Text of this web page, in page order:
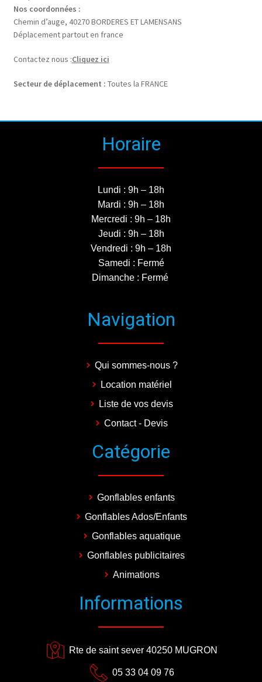
Nos coordonnées :
Chemin d’auge, 40270 BORDERES ET LAMENSANS
Déplacement partout en france
Contactez nous :Cliquez ici
Secteur de déplacement : Toutes la FRANCE
Horaire
Lundi : 9h – 18h
Mardi : 9h – 18h
Mercredi : 9h – 18h
Jeudi : 9h – 18h
Vendredi : 9h – 18h
Samedi : Fermé
Dimanche : Fermé
Navigation
Qui sommes-nous ?
Location matériel
Liste de vos devis
Contact - Devis
Catégorie
Gonflables enfants
Gonflables Ados/Enfants
Gonflables aquatique
Gonflables publicitaires
Animations
Informations
Rte de saint sever 40250 MUGRON
05 33 04 09 76